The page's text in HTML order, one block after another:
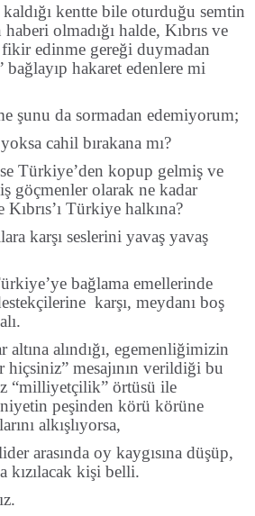
kentte bile oturduğu semtin
haberi olmadığı halde, Kıbrıs ve
fikir edinme gereği duymadan
hakaret edenlere mi
şunu da sormadan edemiyorum;
cahil bırakana mı?
Türkiye’den kopup gelmiş ve
göçmenler olarak ne kadar
Türkiye halkına?
karşı seslerini yavaş yavaş
bağlama emellerinde
karşı, meydanı boş
alındığı, egemenliğimizin
hiçsiniz” mesajının verildiği bu
“milliyetçilik” örtüsü ile
peşinden körü körüne
alkışlıyorsa,
arasında oy kaygısına düşüp,
kızılacak kişi belli.